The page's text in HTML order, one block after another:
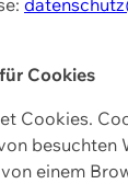
Cookies
Cookies.
besuchten
einem